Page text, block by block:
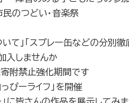
のつどい・音楽祭
て」「スプレー缶などの分別徹
入しませんか
附禁止強化期間です
ぴーライフ」を開催